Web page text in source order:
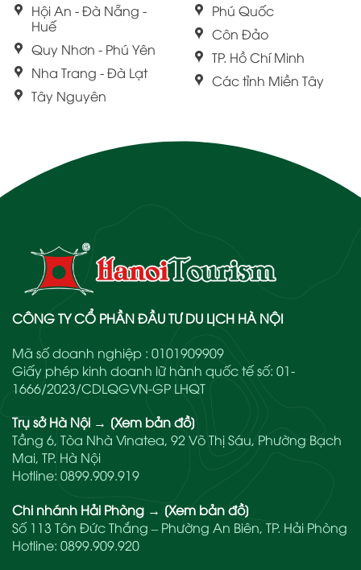
Hội An - Đà Nẵng -
Huế
Quy Nhơn - Phú Yên
Nha Trang - Đà Lạt
Tây Nguyên
Phú Quốc
Côn Đảo
TP. Hồ Chí Minh
Các tỉnh Miền Tây
CÔNG TY CỔ PHẦN ĐẦU TƯ DU LỊCH HÀ NỘI
Mã số doanh nghiệp : 0101909909
Giấy phép kinh doanh lữ hành quốc tế số: 01-
1666/2023/CDLQGVN-GP LHQT
Trụ sở Hà Nội → [Xem bản đồ]
Tầng 6, Tòa Nhà Vinatea, 92 Võ Thị Sáu, Phường Bạch
Mai, TP. Hà Nội
Hotline: 0899.909.919
Chi nhánh Hải Phòng → [Xem bản đồ]
Số 113 Tôn Đức Thắng – Phường An Biên, TP. Hải Phòng
Hotline: 0899.909.920